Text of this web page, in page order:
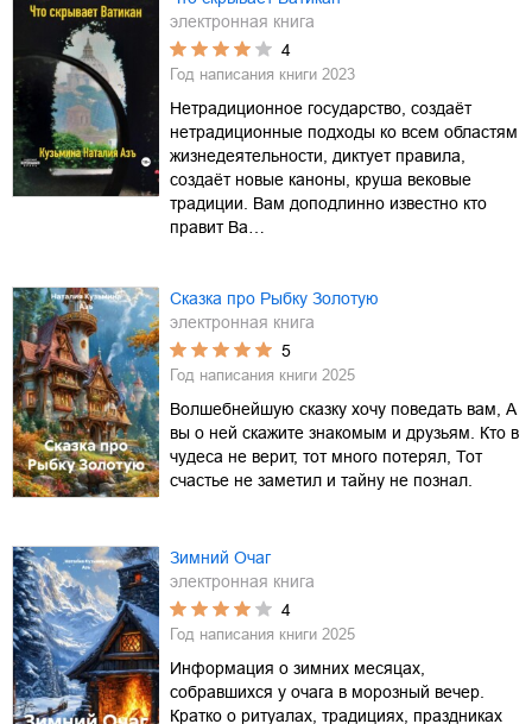
электронная книга
4
Год написания книги 2023
Нетрадиционное государство, создаёт
нетрадиционные подходы ко всем областям
жизнедеятельности, диктует правила,
создаёт новые каноны, круша вековые
традиции. Вам доподлинно известно кто
правит Ва…
Сказка про Рыбку Золотую
электронная книга
5
Год написания книги 2025
Волшебнейшую сказку хочу поведать вам, А
вы о ней скажите знакомым и друзьям. Кто в
чудеса не верит, тот много потерял, Тот
счастье не заметил и тайну не познал.
Зимний Очаг
электронная книга
4
Год написания книги 2025
Информация о зимних месяцах,
собравшихся у очага в морозный вечер.
Кратко о ритуалах, традициях, праздниках